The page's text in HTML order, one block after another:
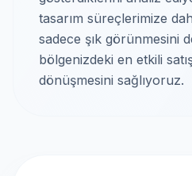
tasarım süreçlerimize
sadece şık görünmesini
bölgenizdeki en etkili
dönüşmesini sağlıyoruz.